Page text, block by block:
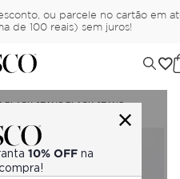
ou parcele no cartão em
de 100 reais) sem juros!
10% OFF na
BLACK JEANS BLACK JEANS